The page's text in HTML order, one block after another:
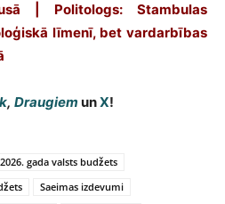
| Politologs: Stambulas
līmenī, bet vardarbības
, Draugiem unX!
2026. gada valsts budžets
Saeimas izdevumi